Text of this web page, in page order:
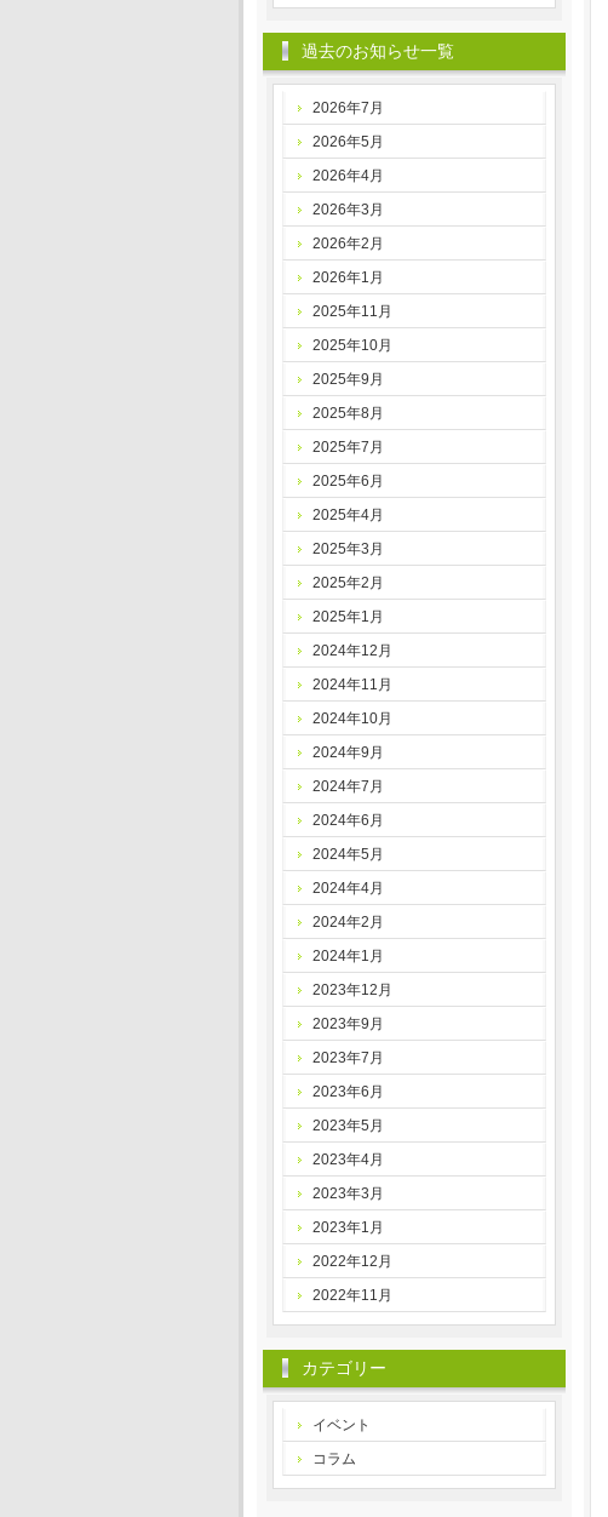
過去のお知らせ一覧
2026年7月
2026年5月
2026年4月
2026年3月
2026年2月
2026年1月
2025年11月
2025年10月
2025年9月
2025年8月
2025年7月
2025年6月
2025年4月
2025年3月
2025年2月
2025年1月
2024年12月
2024年11月
2024年10月
2024年9月
2024年7月
2024年6月
2024年5月
2024年4月
2024年2月
2024年1月
2023年12月
2023年9月
2023年7月
2023年6月
2023年5月
2023年4月
2023年3月
2023年1月
2022年12月
2022年11月
カテゴリー
イベント
コラム